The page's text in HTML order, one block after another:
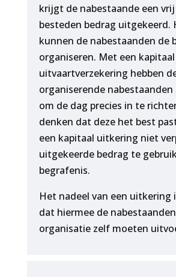
krijgt de nabestaande een
besteden bedrag uitgekeerd.
kunnen de nabestaanden de
organiseren. Met een kapitaal
uitvaartverzekering hebben
organiserende nabestaanden
om de dag precies in te
denken dat deze het best
een kapitaal uitkering niet
uitgekeerde bedrag te
begrafenis.
Het nadeel van een uitkering
dat hiermee de
organisatie zelf moeten